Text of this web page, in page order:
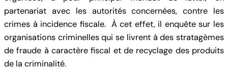
partenariat avec les autorités concernées, contre les
crimes à incidence fiscale. À cet effet, il enquête sur les
organisations criminelles qui se livrent à des stratagèmes
de fraude à caractère fiscal et de recyclage des produits
de la criminalité.